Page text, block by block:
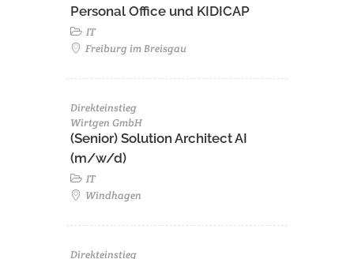
Personal Office und KIDICAP
IT
Freiburg im Breisgau
Direkteinstieg
Wirtgen GmbH
(Senior) Solution Architect AI
(m/w/d)
IT
Windhagen
Direkteinstieg